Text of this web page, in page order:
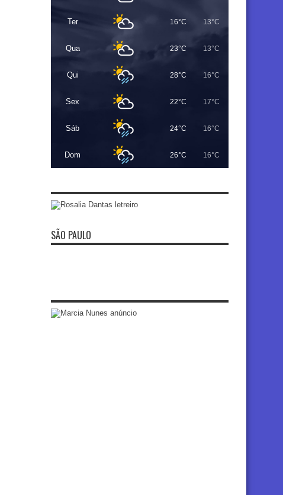
Ter 16°C 13°C
Qua 23°C 13°C
Qui 28°C 16°C
Sex 22°C 17°C
Sáb 24°C 16°C
Dom 26°C 16°C
SÃO PAULO